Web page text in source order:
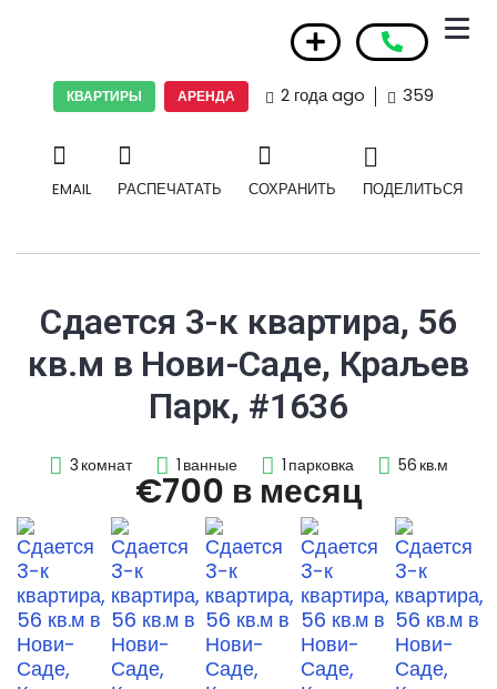
КВАРТИРЫ АРЕНДА 2 года ago 359
EMAIL РАСПЕЧАТАТЬ СОХРАНИТЬ ПОДЕЛИТЬСЯ
Сдается 3-к квартира, 56
кв.м в Нови-Саде, Краљев
Парк, #1636
3 комнат 1 ванные 1 парковка 56 кв.м
€700 в месяц